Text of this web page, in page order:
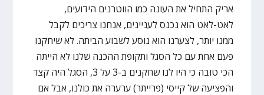
אריק התחיל את העונה כמו הווטרנים הידועים,
לאט-לאט הוא נכנס לעניינים, אנחנו צריכים לקבל
ממנו יותר, לצערנו הוא נוסע לשבוע הביתה. לא שיחקנו
פעם אחת עם כל הסגל ותקופת ההכנה שלנו לא הייתה
הכי טובה כי היו לנו שחקנים ב-3 על 3, הסגל היה קצר
והפציעה של קייסי (פרייתר) ערערה את כולנו, אבל אם